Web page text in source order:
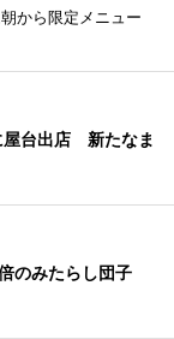
から限定メニュー
屋台出店 新たなま
のみたらし団子